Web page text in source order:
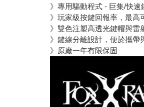
》專用驅動程式 - 巨集/快
》玩家級按鍵回報率，最高
》雙色注塑高透光鍵帽與雷
》鍵線分離設計，便於攜帶
》原廠一年有限保固